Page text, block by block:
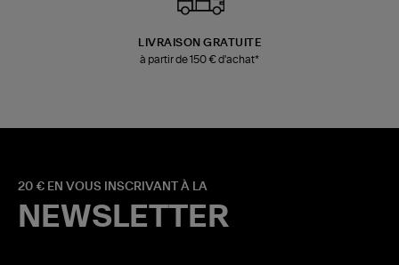
LIVRAISON GRATUITE
à partir de 150 € d'achat*
20 € EN VOUS INSCRIVANT À LA
NEWSLETTER